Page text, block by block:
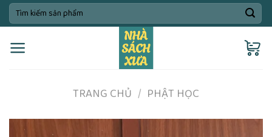
Skip
to
content
Tìm
kiếm:
TRANG CHỦ / PHẬT HỌC